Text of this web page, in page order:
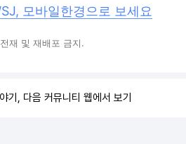
모바일한경으로 보세요
재 및 재배포 금지.
기, 다음 커뮤니티 웹에서 보기